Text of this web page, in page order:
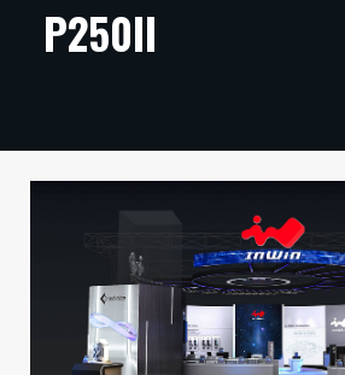
ARTIKKELIT
TECHBBS
VAIHDA TEEMA
P250II